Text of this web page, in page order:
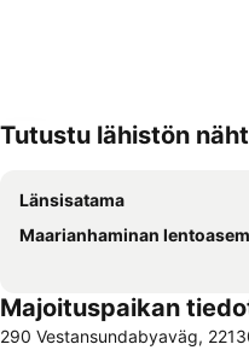
Tutustu lähistön
Länsisatama
Maarianhaminan
Majoituspaikan
290 Vestansundabyaväg,